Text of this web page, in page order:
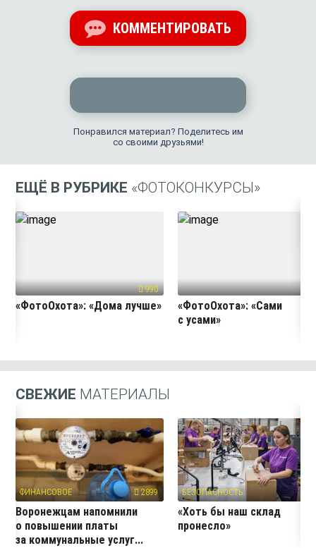
КОММЕНТИРОВАТЬ
Понравился материал? Поделитесь им
со своими друзьями!
ЕЩЁ В РУБРИКЕ «ФОТОКОНКУРСЫ»
990
«ФотоОхота»: «Дома лучше»
«ФотоОхота»: «Сами
с усами»
СВЕЖИЕ МАТЕРИАЛЫ
ФИНАНСОВОЕ 2899
Воронежцам напомнили
о повышении платы
за коммунальные услуг...
БЕЗОПАСНОСТЬ
«Хоть бы наш склад
пронесло»